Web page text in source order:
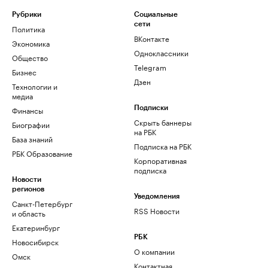
Рубрики
Политика
Экономика
Общество
Бизнес
Технологии и
медиа
Финансы
Биографии
База знаний
РБК Образование
Новости
регионов
Санкт-Петербург
и область
Екатеринбург
Новосибирск
Омск
Социальные
сети
ВКонтакте
Одноклассники
Telegram
Дзен
Подписки
Скрыть баннеры
на РБК
Подписка на РБК
Корпоративная
подписка
Уведомления
RSS Новости
РБК
О компании
Контактная